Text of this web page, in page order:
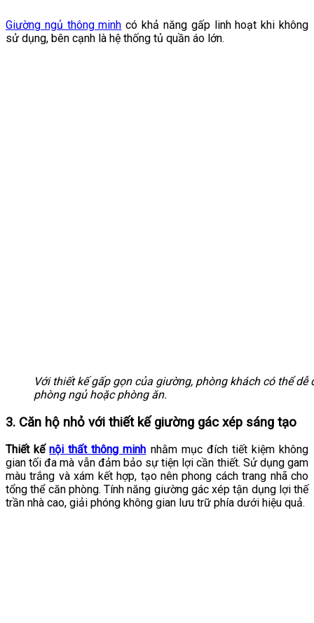
Giường ngủ thông minh có khả năng gấp linh hoạt khi không
sử dụng, bên cạnh là hệ thống tủ quần áo lớn.
Với thiết kế gấp gọn của giường, phòng khách có thể
phòng ngủ hoặc phòng ăn.
3. Căn hộ nhỏ với thiết kế giường gác xép sáng tạo
Thiết kếnội thất thông minh nhằm mục đích tiết kiệm không
gian tối đa mà vẫn đảm bảo sự tiện lợi cần thiết. Sử dụng gam
màu trắng và xám kết hợp, tạo nên phong cách trang nhã cho
tổng thể căn phòng. Tính năng giường gác xép tận dụng lợi thế
trần nhà cao, giải phóng không gian lưu trữ phía dưới hiệu quả.